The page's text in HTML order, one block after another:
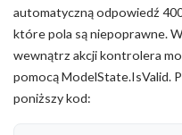
automatyczną odpowiedź
które pola są niepoprawne.
wewnątrz akcji kontrolera
pomocą ModelState.IsValid.
poniższy kod: